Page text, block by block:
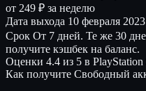
от 249 ₽ за неделю
Дата выхода 10 февраля
Срок От 7 дней. Те же 30
получите кэшбек на баланс.
Оценки 4.4 из 5 в
Как получите Свободный